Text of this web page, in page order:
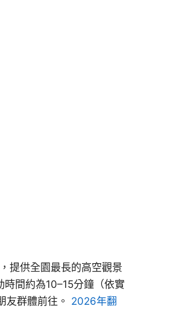
提供全園最長的高空觀景
間約為10–15分鐘（依實
友群體前往。 2026年翻